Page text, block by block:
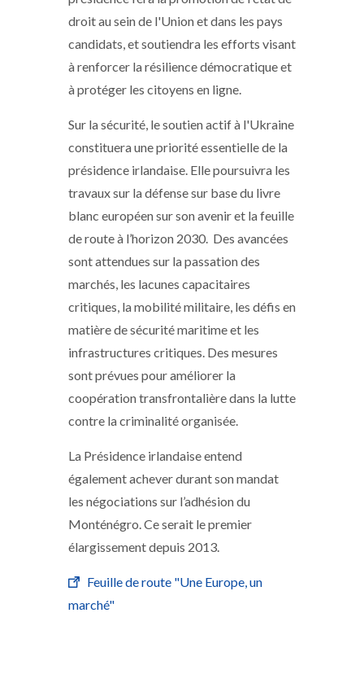
droit au sein de l'Union et dans les pays
candidats, et soutiendra les efforts visant
à renforcer la résilience démocratique et
à protéger les citoyens en ligne.
Sur la sécurité, le soutien actif à l'Ukraine
constituera une priorité essentielle de la
présidence irlandaise. Elle poursuivra les
travaux sur la défense sur base du livre
blanc européen sur son avenir et la feuille
de route à l’horizon 2030. Des avancées
sont attendues sur la passation des
marchés, les lacunes capacitaires
critiques, la mobilité militaire, les défis en
matière de sécurité maritime et les
infrastructures critiques. Des mesures
sont prévues pour améliorer la
coopération transfrontalière dans la lutte
contre la criminalité organisée.
La Présidence irlandaise entend
également achever durant son mandat
les négociations sur l’adhésion du
Monténégro. Ce serait le premier
élargissement depuis 2013.
Feuille de route "Une Europe, un
marché"